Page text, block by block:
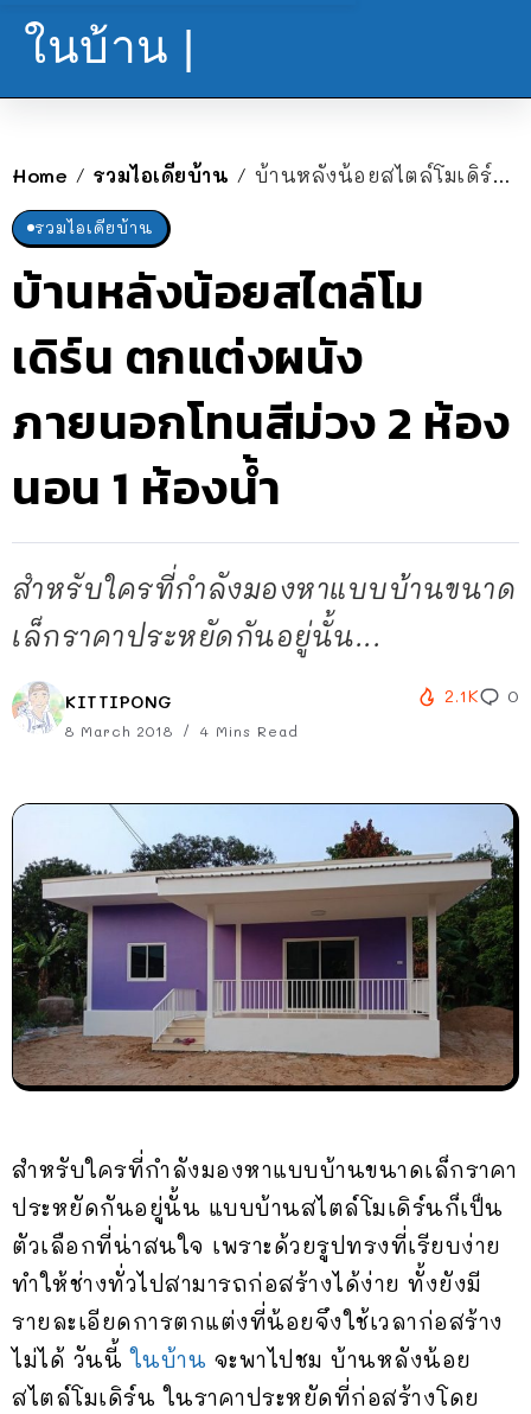
ในบ้าน |
Home / รวมไอเดียบ้าน / บ้านหลังน้อยสไตล์โมเดิร์น ตกแต่งผนังภายนอกโทนสีม่วง 2 ห้องนอน 1 ห้องน้ำ
รวมไอเดียบ้าน
บ้านหลังน้อยสไตล์โม
เดิร์น ตกแต่งผนัง
ภายนอกโทนสีม่วง 2 ห้อง
นอน 1 ห้องน้ำ
สำหรับใครที่กำลังมองหาแบบบ้านขนาด
เล็กราคาประหยัดกันอยู่นั้น...
KITTIPONG
8 March 2018 4 Mins Read
2.1K 0
สำหรับใครที่กำลังมองหาแบบบ้านขนาดเล็กราคา
ประหยัดกันอยู่นั้น แบบบ้านสไตล์โมเดิร์นก็เป็น
ตัวเลือกที่น่าสนใจ เพราะด้วยรูปทรงที่เรียบง่าย
ทำให้ช่างทั่วไปสามารถก่อสร้างได้ง่าย ทั้งยังมี
รายละเอียดการตกแต่งที่น้อยจึงใช้เวลาก่อสร้าง
ไม่ได้ วันนี้ในบ้าน จะพาไปชม บ้านหลังน้อย
สไตล์โมเดิร์น ในราคาประหยัดที่ก่อสร้างโดย